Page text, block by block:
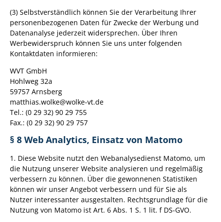
(3) Selbstverständlich können Sie der Verarbeitung Ihrer
personenbezogenen Daten für Zwecke der Werbung und
Datenanalyse jederzeit widersprechen. Über Ihren
Werbewiderspruch können Sie uns unter folgenden
Kontaktdaten informieren:
WVT GmbH
Hohlweg 32a
59757 Arnsberg
matthias.wolke@wolke-vt.de
Tel.: (0 29 32) 90 29 755
Fax.: (0 29 32) 90 29 757
§ 8 Web Analytics, Einsatz von Matomo
1. Diese Website nutzt den Webanalysedienst Matomo, um
die Nutzung unserer Website analysieren und regelmäßig
verbessern zu können. Über die gewonnenen Statistiken
können wir unser Angebot verbessern und für Sie als
Nutzer interessanter ausgestalten. Rechtsgrundlage für die
Nutzung von Matomo ist Art. 6 Abs. 1 S. 1 lit. f DS-GVO.